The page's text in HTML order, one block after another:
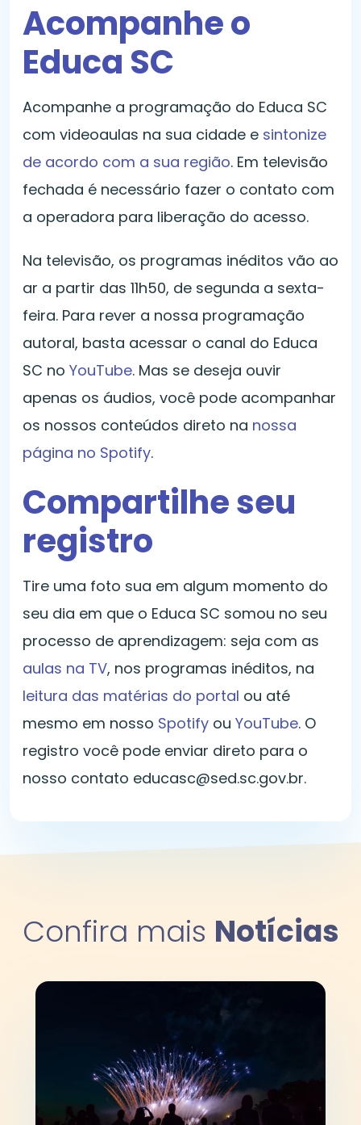
Acompanhe o
Educa SC
Acompanhe a programação do Educa SC
com videoaulas na sua cidade e sintonize
de acordo com a sua região. Em televisão
fechada é necessário fazer o contato com
a operadora para liberação do acesso.
Na televisão, os programas inéditos vão ao
ar a partir das 11h50, de segunda a sexta-
feira. Para rever a nossa programação
autoral, basta acessar o canal do Educa
SC no YouTube. Mas se deseja ouvir
apenas os áudios, você pode acompanhar
os nossos conteúdos direto na nossa
página no Spotify.
Compartilhe seu
registro
Tire uma foto sua em algum momento do
seu dia em que o Educa SC somou no seu
processo de aprendizagem: seja com as
aulas na TV, nos programas inéditos, na
leitura das matérias do portal ou até
mesmo em nosso Spotify ou YouTube. O
registro você pode enviar direto para o
nosso contato educasc@sed.sc.gov.br.
Confira mais Notícias